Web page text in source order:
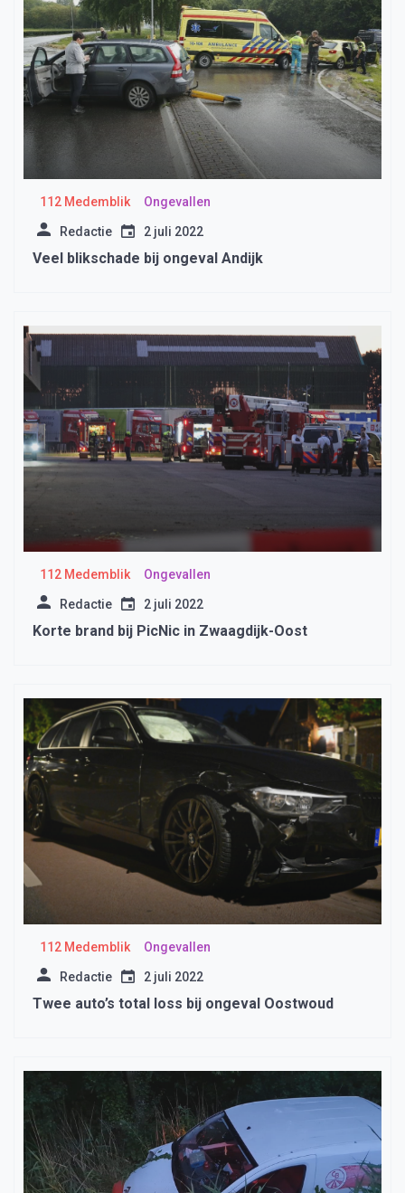
112 Medemblik Ongevallen
Redactie 2 juli 2022
Veel blikschade bij ongeval Andijk
112 Medemblik Ongevallen
Redactie 2 juli 2022
Korte brand bij PicNic in Zwaagdijk-Oost
112 Medemblik Ongevallen
Redactie 2 juli 2022
Twee auto’s total loss bij ongeval Oostwoud